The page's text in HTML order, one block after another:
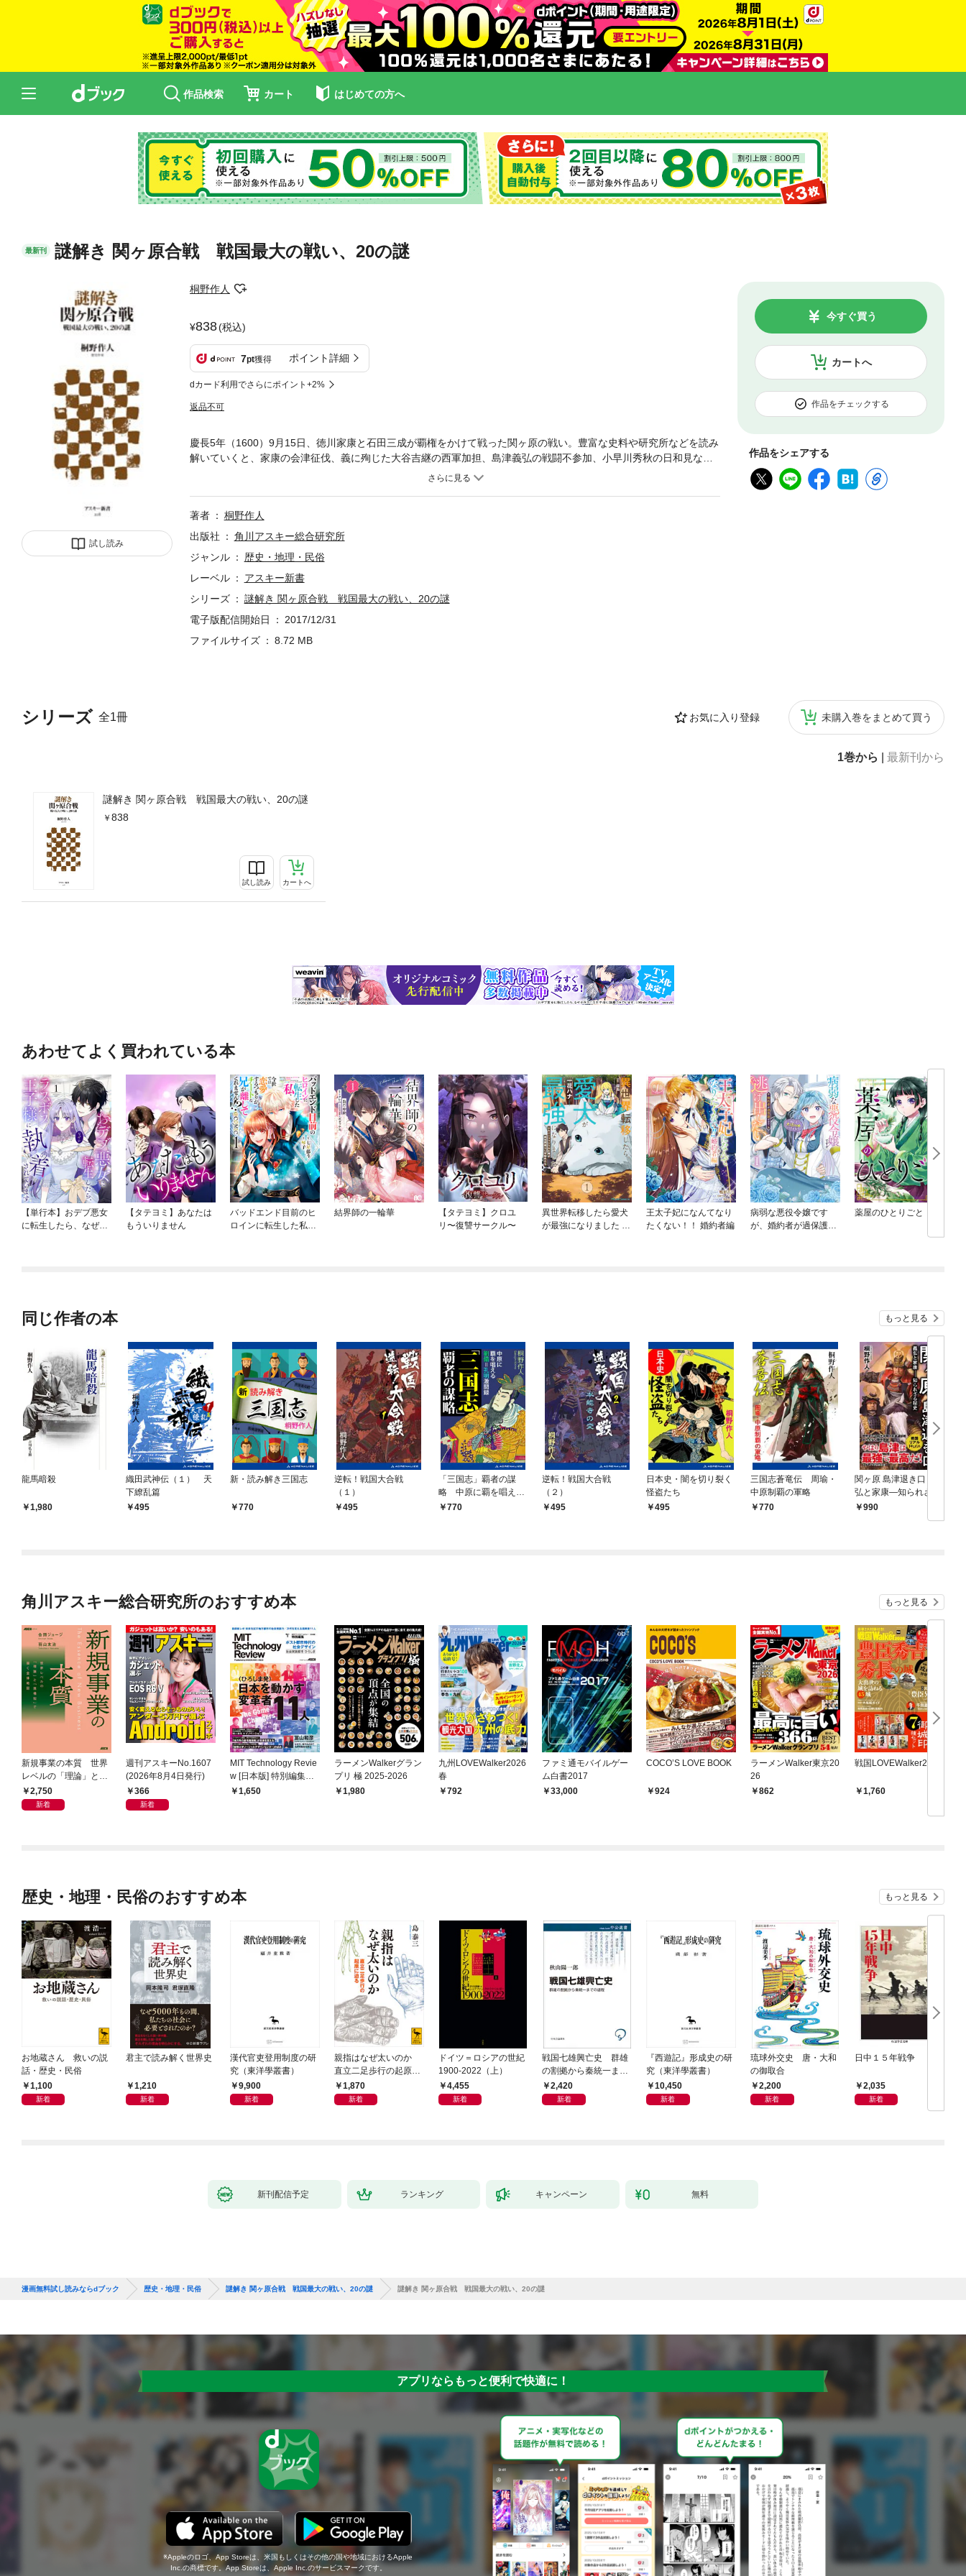
作品検索 カート はじめての方へ
最新刊 謎解き 関ヶ原合戦 戦国最大の戦い、20の謎
試し読み
桐野作人
838(税込)
7pt獲得 ポイント詳細
dカード利用でさらにポイント+2%
返品不可
カートへ
今すぐ買う
作品をチェックする
作品をシェアする
シリーズ 全1冊 お気に入り登録 未購入巻をまとめて買う
1巻から 最新刊から
謎解き 関ヶ原合戦 戦国最大の戦い、20の謎
838
試し読み カートへ
慶長5年（1600）9月15日、徳川家康と石田三成が覇権をかけて戦った関ヶ原の戦い。豊富な史料や研究所などを読み
解いていくと、家康の会津征伐、義に殉じた大谷吉継の西軍加担、島津義弘の戦闘不参加、小早川秀秋の日和見など
の通説が覆される。はたして諸将の思惑や作戦とは──天下分け目の関ヶ原合戦の全容がいま明らかに!!
著者
桐野作人
出版社
角川アスキー総合研究所
ジャンル
歴史・地理・民俗
レーベル
アスキー新書
シリーズ
謎解き 関ヶ原合戦 戦国最大の戦い、20の謎
電子版配信開始日
2017/12/31
ファイルサイズ
8.72 MB
あわせてよく買われている本
【単行本】おデブ悪女
に転生したら、なぜか
【タテヨミ】あなたは
もういりません
バッドエンド目前のヒ
ロインに転生した私、
結界師の一輪華
【タテヨミ】クロユ
リ〜復讐サークル〜
異世界転移したら愛犬
が最強になりました ～
王太子妃になんてなり
たくない！！ 婚約者編
病弱な悪役令嬢です
が、婚約者が過保護す
薬屋のひとりごと
同じ作者の本 もっと見る
龍馬暗殺
1,980
織田武神伝（１） 天
下繚乱篇
495
新・読み解き三国志
770
逆転！戦国大合戦
（１）
495
「三国志」覇者の謀
略 中原に覇を唱える
劉備=孔明激闘録
770
逆転！戦国大合戦
（２）
495
日本史・闇を切り裂く
怪盗たち
495
三国志蒼竜伝 周瑜・
中原制覇の軍略
770
関ヶ原 島津退き口 - 義
弘と家康―知られざる
秘史 -
990
角川アスキー総合研究所のおすすめ本 もっと見る
新規事業の本質 世界
レベルの「理論」と
「現場知」で描く全体
地図
2,750
新着
週刊アスキーNo.1607
(2026年8月4日発行)
366
新着
MIT Technology Revie
w [日本版] 特別編集
ポスト都市時代の社会
1,650
ラーメンWalkerグラン
プリ 極 2025-2026
1,980
九州LOVEWalker2026
春
792
ファミ通モバイルゲー
ム白書2017
33,000
COCO’S LOVE BOOK
924
ラーメンWalker東京20
26
862
戦国LOVEWalker2026
1,760
歴史・地理・民俗のおすすめ本 もっと見る
お地蔵さん 救いの説
話・歴史・民俗
1,100
新着
君主で読み解く世界史
1,210
新着
漢代官吏登用制度の研
究（東洋學叢書）
9,900
新着
親指はなぜ太いのか
直立二足歩行の起原に
迫る1,870
新着
ドイツ＝ロシアの世紀
1900-2022（上）
4,455
新着
戦国七雄興亡史 群雄
の割拠から秦統一まで
の道程
2,420
新着
『西遊記』形成史の研
究（東洋學叢書）
10,450
新着
琉球外交史 唐・大和
の御取合
2,200
新着
日中１５年戦争
2,035
新着
新刊配信予定 ランキング キャンペーン 無料
漫画無料試し読みならdブック 歴史・地理・民俗 謎解き 関ヶ原合戦 戦国最大の戦い、20の謎 謎解き 関ヶ原合戦 戦国最大の戦い、20の謎
アプリならもっと便利で快適に！
Appleのロゴ、App Storeは、米国もしくはその他の国や地域におけるApple
Inc.の商標です。App Storeは、Apple Inc.のサービスマークです。